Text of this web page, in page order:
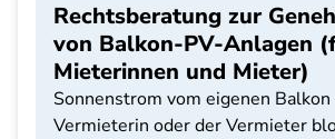
Rechtsberatung zur
von Balkon-PV-Anlagen
Mieterinnen und Mieter)
Sonnenstrom vom eigenen Balkon
Vermieterin oder der Vermieter